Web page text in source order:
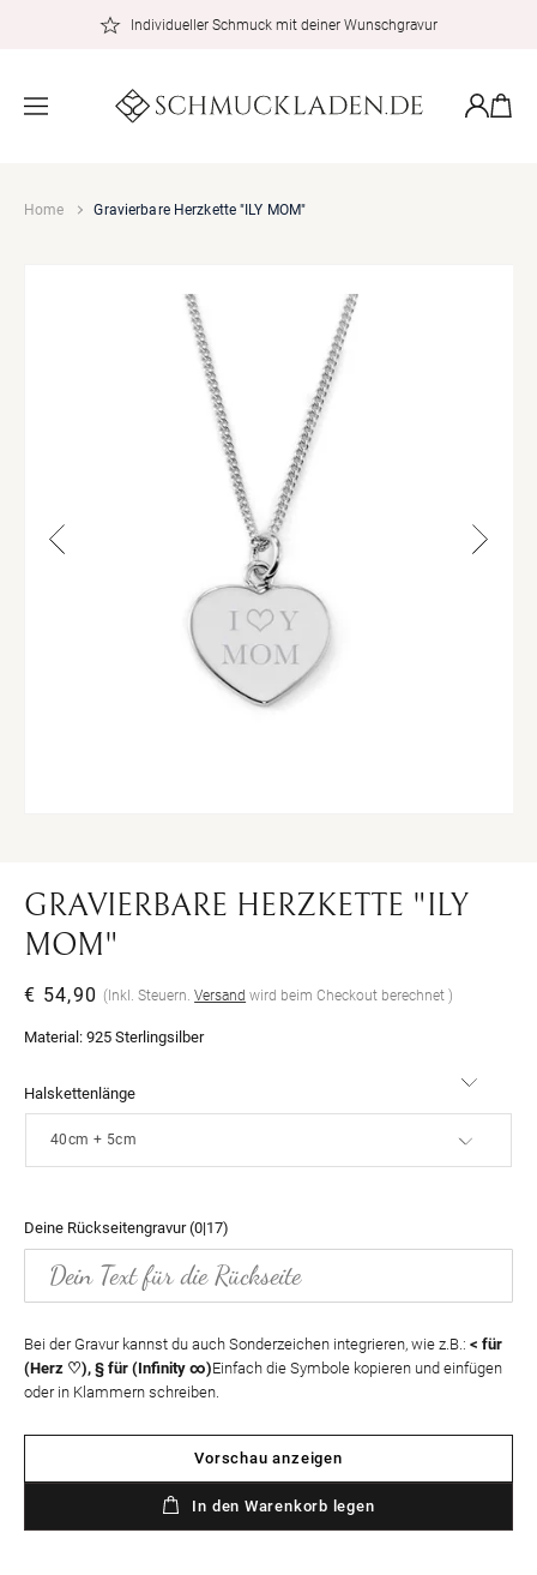
Individueller Schmuck mit deiner Wunschgravur
Home Gravierbare Herzkette "ILY MOM"
öffnen
GRAVIERBARE HERZKETTE "ILY
MOM"
Normaler
€ 54,90 (Inkl. Steuern.Versand wird beim Checkout berechnet )
Material: 925 Sterlingsilber
Halskettenlänge
Deine Rückseitengravur(0|17)
Bei der Gravur kannst du auch Sonderzeichen integrieren, wie z.B.: < für
(Herz ♡), § für (Infinity ∞)Einfach die Symbole kopieren und einfügen
oder in Klammern schreiben.
Vorschau anzeigen
In den Warenkorb legen